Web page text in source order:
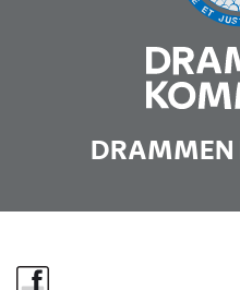
DRAMMEN